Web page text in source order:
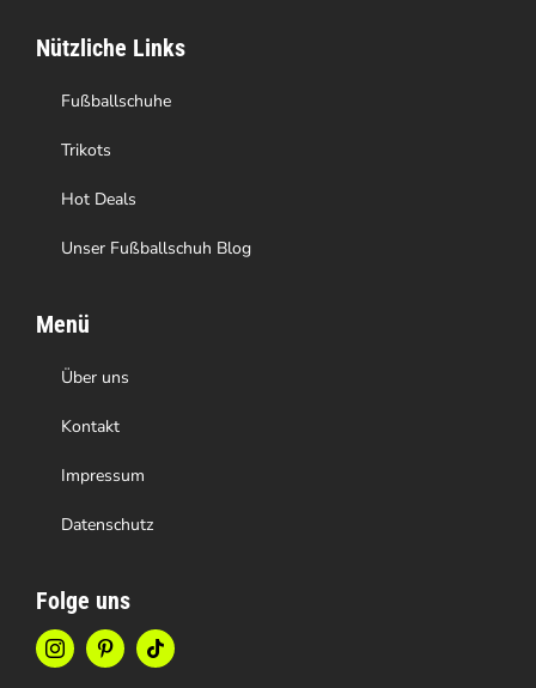
der
Produktseite
gewählt
werden
Nützliche Links
Fußballschuhe
Trikots
Hot Deals
Unser Fußballschuh Blog
Menü
Über uns
Kontakt
Impressum
Datenschutz
Folge uns